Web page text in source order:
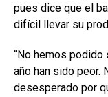
pues dice que el
difícil llevar su
“No hemos podido
año han sido peor.
desesperado por